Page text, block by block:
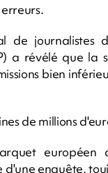
de journalistes
a révélé que la
bien
de millions
européen
enquête,